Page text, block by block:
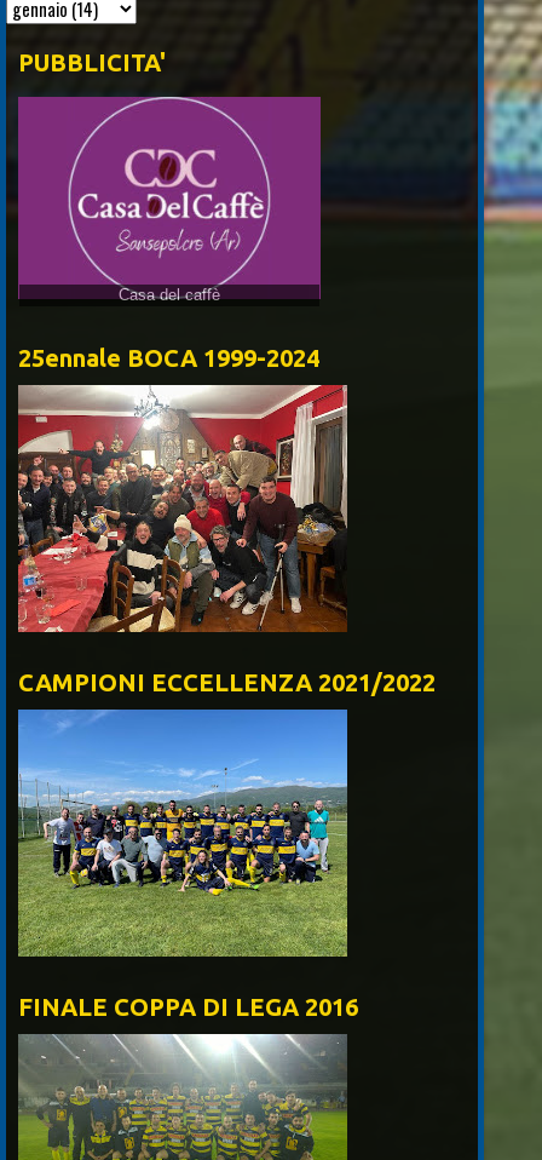
PUBBLICITA'
Casa del caffè
25ennale BOCA 1999-2024
CAMPIONI ECCELLENZA 2021/2022
FINALE COPPA DI LEGA 2016